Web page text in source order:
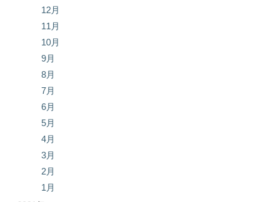
12月
11月
10月
9月
8月
7月
6月
5月
4月
3月
2月
1月